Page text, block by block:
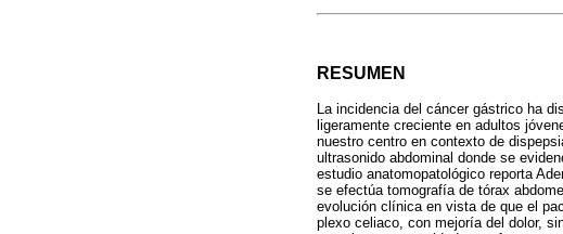
RESUMEN
La incidencia del cáncer gástrico ha
ligeramente creciente en adultos
nuestro centro en contexto de
ultrasonido abdominal donde se
estudio anatomopatológico reporta
se efectúa tomografía de tórax
evolución clínica en vista de que el
plexo celiaco, con mejoría del dolor,